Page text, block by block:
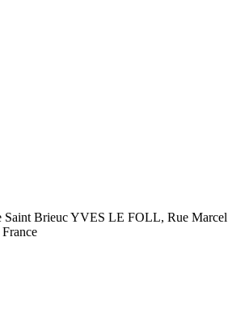
Saint Brieuc YVES LE FOLL, Rue Marcel